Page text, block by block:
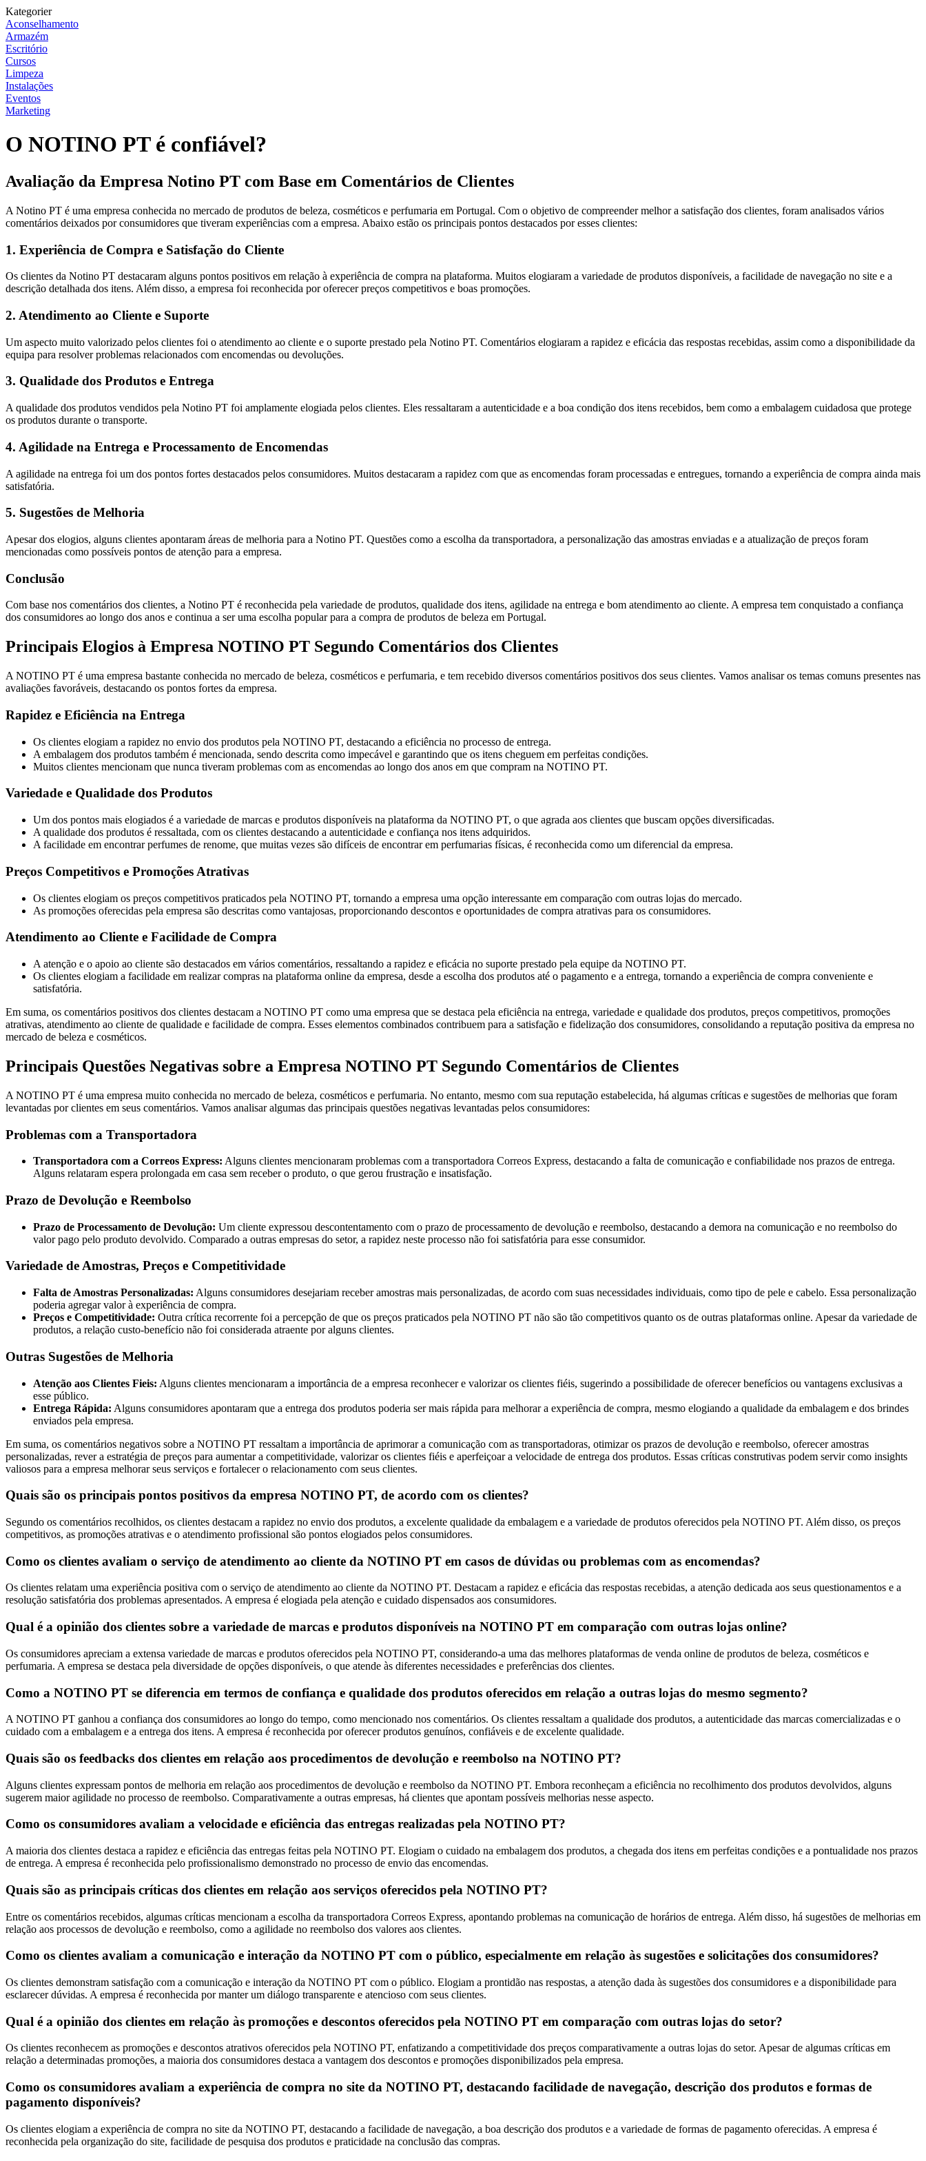
Kategorier
Aconselhamento
Armazém
Escritório
Cursos
Limpeza
Instalações
Eventos
Marketing
O NOTINO PT é confiável?
Avaliação da Empresa Notino PT com Base em Comentários de Clientes
A Notino PT é uma empresa conhecida no mercado de produtos de beleza, cosméticos e perfumaria em Portugal. Com o objetivo de compreender melhor a satisfação dos clientes, foram analisados vários
comentários deixados por consumidores que tiveram experiências com a empresa. Abaixo estão os principais pontos destacados por esses clientes:
1. Experiência de Compra e Satisfação do Cliente
Os clientes da Notino PT destacaram alguns pontos positivos em relação à experiência de compra na plataforma. Muitos elogiaram a variedade de produtos disponíveis, a facilidade de navegação no site e a
descrição detalhada dos itens. Além disso, a empresa foi reconhecida por oferecer preços competitivos e boas promoções.
2. Atendimento ao Cliente e Suporte
Um aspecto muito valorizado pelos clientes foi o atendimento ao cliente e o suporte prestado pela Notino PT. Comentários elogiaram a rapidez e eficácia das respostas recebidas, assim como a disponibilidade da
equipa para resolver problemas relacionados com encomendas ou devoluções.
3. Qualidade dos Produtos e Entrega
A qualidade dos produtos vendidos pela Notino PT foi amplamente elogiada pelos clientes. Eles ressaltaram a autenticidade e a boa condição dos itens recebidos, bem como a embalagem cuidadosa que protege
os produtos durante o transporte.
4. Agilidade na Entrega e Processamento de Encomendas
A agilidade na entrega foi um dos pontos fortes destacados pelos consumidores. Muitos destacaram a rapidez com que as encomendas foram processadas e entregues, tornando a experiência de compra ainda mais
satisfatória.
5. Sugestões de Melhoria
Apesar dos elogios, alguns clientes apontaram áreas de melhoria para a Notino PT. Questões como a escolha da transportadora, a personalização das amostras enviadas e a atualização de preços foram
mencionadas como possíveis pontos de atenção para a empresa.
Conclusão
Com base nos comentários dos clientes, a Notino PT é reconhecida pela variedade de produtos, qualidade dos itens, agilidade na entrega e bom atendimento ao cliente. A empresa tem conquistado a confiança
dos consumidores ao longo dos anos e continua a ser uma escolha popular para a compra de produtos de beleza em Portugal.
Principais Elogios à Empresa NOTINO PT Segundo Comentários dos Clientes
A NOTINO PT é uma empresa bastante conhecida no mercado de beleza, cosméticos e perfumaria, e tem recebido diversos comentários positivos dos seus clientes. Vamos analisar os temas comuns presentes nas
avaliações favoráveis, destacando os pontos fortes da empresa.
Rapidez e Eficiência na Entrega
Os clientes elogiam a rapidez no envio dos produtos pela NOTINO PT, destacando a eficiência no processo de entrega.
A embalagem dos produtos também é mencionada, sendo descrita como impecável e garantindo que os itens cheguem em perfeitas condições.
Muitos clientes mencionam que nunca tiveram problemas com as encomendas ao longo dos anos em que compram na NOTINO PT.
Variedade e Qualidade dos Produtos
Um dos pontos mais elogiados é a variedade de marcas e produtos disponíveis na plataforma da NOTINO PT, o que agrada aos clientes que buscam opções diversificadas.
A qualidade dos produtos é ressaltada, com os clientes destacando a autenticidade e confiança nos itens adquiridos.
A facilidade em encontrar perfumes de renome, que muitas vezes são difíceis de encontrar em perfumarias físicas, é reconhecida como um diferencial da empresa.
Preços Competitivos e Promoções Atrativas
Os clientes elogiam os preços competitivos praticados pela NOTINO PT, tornando a empresa uma opção interessante em comparação com outras lojas do mercado.
As promoções oferecidas pela empresa são descritas como vantajosas, proporcionando descontos e oportunidades de compra atrativas para os consumidores.
Atendimento ao Cliente e Facilidade de Compra
A atenção e o apoio ao cliente são destacados em vários comentários, ressaltando a rapidez e eficácia no suporte prestado pela equipe da NOTINO PT.
Os clientes elogiam a facilidade em realizar compras na plataforma online da empresa, desde a escolha dos produtos até o pagamento e a entrega, tornando a experiência de compra conveniente e
satisfatória.
Em suma, os comentários positivos dos clientes destacam a NOTINO PT como uma empresa que se destaca pela eficiência na entrega, variedade e qualidade dos produtos, preços competitivos, promoções
atrativas, atendimento ao cliente de qualidade e facilidade de compra. Esses elementos combinados contribuem para a satisfação e fidelização dos consumidores, consolidando a reputação positiva da empresa no
mercado de beleza e cosméticos.
Principais Questões Negativas sobre a Empresa NOTINO PT Segundo Comentários de Clientes
A NOTINO PT é uma empresa muito conhecida no mercado de beleza, cosméticos e perfumaria. No entanto, mesmo com sua reputação estabelecida, há algumas críticas e sugestões de melhorias que foram
levantadas por clientes em seus comentários. Vamos analisar algumas das principais questões negativas levantadas pelos consumidores:
Problemas com a Transportadora
Transportadora com a Correos Express: Alguns clientes mencionaram problemas com a transportadora Correos Express, destacando a falta de comunicação e confiabilidade nos prazos de entrega.
Alguns relataram espera prolongada em casa sem receber o produto, o que gerou frustração e insatisfação.
Prazo de Devolução e Reembolso
Prazo de Processamento de Devolução: Um cliente expressou descontentamento com o prazo de processamento de devolução e reembolso, destacando a demora na comunicação e no reembolso do
valor pago pelo produto devolvido. Comparado a outras empresas do setor, a rapidez neste processo não foi satisfatória para esse consumidor.
Variedade de Amostras, Preços e Competitividade
Falta de Amostras Personalizadas: Alguns consumidores desejariam receber amostras mais personalizadas, de acordo com suas necessidades individuais, como tipo de pele e cabelo. Essa personalização
poderia agregar valor à experiência de compra.
Preços e Competitividade: Outra crítica recorrente foi a percepção de que os preços praticados pela NOTINO PT não são tão competitivos quanto os de outras plataformas online. Apesar da variedade de
produtos, a relação custo-benefício não foi considerada atraente por alguns clientes.
Outras Sugestões de Melhoria
Atenção aos Clientes Fieis: Alguns clientes mencionaram a importância de a empresa reconhecer e valorizar os clientes fiéis, sugerindo a possibilidade de oferecer benefícios ou vantagens exclusivas a
esse público.
Entrega Rápida: Alguns consumidores apontaram que a entrega dos produtos poderia ser mais rápida para melhorar a experiência de compra, mesmo elogiando a qualidade da embalagem e dos brindes
enviados pela empresa.
Em suma, os comentários negativos sobre a NOTINO PT ressaltam a importância de aprimorar a comunicação com as transportadoras, otimizar os prazos de devolução e reembolso, oferecer amostras
personalizadas, rever a estratégia de preços para aumentar a competitividade, valorizar os clientes fiéis e aperfeiçoar a velocidade de entrega dos produtos. Essas críticas construtivas podem servir como insights
valiosos para a empresa melhorar seus serviços e fortalecer o relacionamento com seus clientes.
Quais são os principais pontos positivos da empresa NOTINO PT, de acordo com os clientes?
Segundo os comentários recolhidos, os clientes destacam a rapidez no envio dos produtos, a excelente qualidade da embalagem e a variedade de produtos oferecidos pela NOTINO PT. Além disso, os preços
competitivos, as promoções atrativas e o atendimento profissional são pontos elogiados pelos consumidores.
Como os clientes avaliam o serviço de atendimento ao cliente da NOTINO PT em casos de dúvidas ou problemas com as encomendas?
Os clientes relatam uma experiência positiva com o serviço de atendimento ao cliente da NOTINO PT. Destacam a rapidez e eficácia das respostas recebidas, a atenção dedicada aos seus questionamentos e a
resolução satisfatória dos problemas apresentados. A empresa é elogiada pela atenção e cuidado dispensados aos consumidores.
Qual é a opinião dos clientes sobre a variedade de marcas e produtos disponíveis na NOTINO PT em comparação com outras lojas online?
Os consumidores apreciam a extensa variedade de marcas e produtos oferecidos pela NOTINO PT, considerando-a uma das melhores plataformas de venda online de produtos de beleza, cosméticos e
perfumaria. A empresa se destaca pela diversidade de opções disponíveis, o que atende às diferentes necessidades e preferências dos clientes.
Como a NOTINO PT se diferencia em termos de confiança e qualidade dos produtos oferecidos em relação a outras lojas do mesmo segmento?
A NOTINO PT ganhou a confiança dos consumidores ao longo do tempo, como mencionado nos comentários. Os clientes ressaltam a qualidade dos produtos, a autenticidade das marcas comercializadas e o
cuidado com a embalagem e a entrega dos itens. A empresa é reconhecida por oferecer produtos genuínos, confiáveis e de excelente qualidade.
Quais são os feedbacks dos clientes em relação aos procedimentos de devolução e reembolso na NOTINO PT?
Alguns clientes expressam pontos de melhoria em relação aos procedimentos de devolução e reembolso da NOTINO PT. Embora reconheçam a eficiência no recolhimento dos produtos devolvidos, alguns
sugerem maior agilidade no processo de reembolso. Comparativamente a outras empresas, há clientes que apontam possíveis melhorias nesse aspecto.
Como os consumidores avaliam a velocidade e eficiência das entregas realizadas pela NOTINO PT?
A maioria dos clientes destaca a rapidez e eficiência das entregas feitas pela NOTINO PT. Elogiam o cuidado na embalagem dos produtos, a chegada dos itens em perfeitas condições e a pontualidade nos prazos
de entrega. A empresa é reconhecida pelo profissionalismo demonstrado no processo de envio das encomendas.
Quais são as principais críticas dos clientes em relação aos serviços oferecidos pela NOTINO PT?
Entre os comentários recebidos, algumas críticas mencionam a escolha da transportadora Correos Express, apontando problemas na comunicação de horários de entrega. Além disso, há sugestões de melhorias em
relação aos processos de devolução e reembolso, como a agilidade no reembolso dos valores aos clientes.
Como os clientes avaliam a comunicação e interação da NOTINO PT com o público, especialmente em relação às sugestões e solicitações dos consumidores?
Os clientes demonstram satisfação com a comunicação e interação da NOTINO PT com o público. Elogiam a prontidão nas respostas, a atenção dada às sugestões dos consumidores e a disponibilidade para
esclarecer dúvidas. A empresa é reconhecida por manter um diálogo transparente e atencioso com seus clientes.
Qual é a opinião dos clientes em relação às promoções e descontos oferecidos pela NOTINO PT em comparação com outras lojas do setor?
Os clientes reconhecem as promoções e descontos atrativos oferecidos pela NOTINO PT, enfatizando a competitividade dos preços comparativamente a outras lojas do setor. Apesar de algumas críticas em
relação a determinadas promoções, a maioria dos consumidores destaca a vantagem dos descontos e promoções disponibilizados pela empresa.
Como os consumidores avaliam a experiência de compra no site da NOTINO PT, destacando facilidade de navegação, descrição dos produtos e formas de
pagamento disponíveis?
Os clientes elogiam a experiência de compra no site da NOTINO PT, destacando a facilidade de navegação, a boa descrição dos produtos e a variedade de formas de pagamento oferecidas. A empresa é
reconhecida pela organização do site, facilidade de pesquisa dos produtos e praticidade na conclusão das compras.